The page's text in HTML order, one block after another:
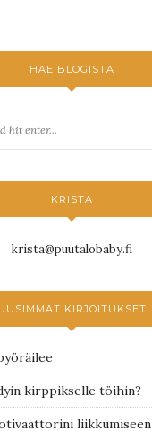
HAE BLOGISTA
KRISTA
krista@puutalobaby.fi
KIRJOITUKSET
kirppikselle töihin?
liikkumiseen